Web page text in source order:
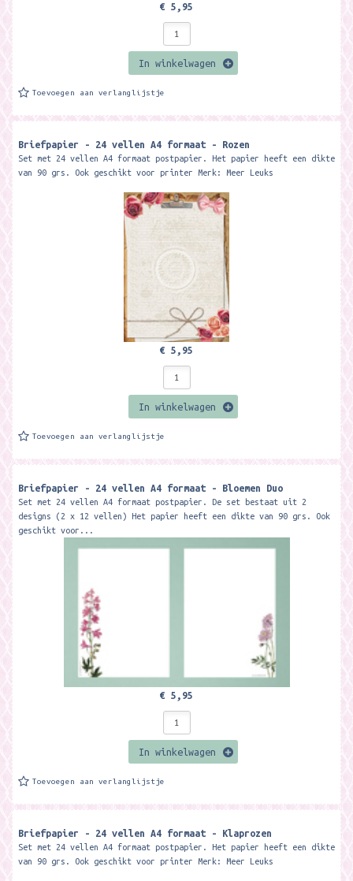
€ 5,95
In winkelwagen
Toevoegen aan verlanglijstje
Briefpapier - 24 vellen A4 formaat - Rozen
Set met 24 vellen A4 formaat postpapier. Het papier heeft een dikte
van 90 grs. Ook geschikt voor printer Merk: Meer Leuks
€ 5,95
In winkelwagen
Toevoegen aan verlanglijstje
Briefpapier - 24 vellen A4 formaat - Bloemen Duo
Set met 24 vellen A4 formaat postpapier. De set bestaat uit 2
designs (2 x 12 vellen) Het papier heeft een dikte van 90 grs. Ook
geschikt voor...
€ 5,95
In winkelwagen
Toevoegen aan verlanglijstje
Briefpapier - 24 vellen A4 formaat - Klaprozen
Set met 24 vellen A4 formaat postpapier. Het papier heeft een dikte
van 90 grs. Ook geschikt voor printer Merk: Meer Leuks